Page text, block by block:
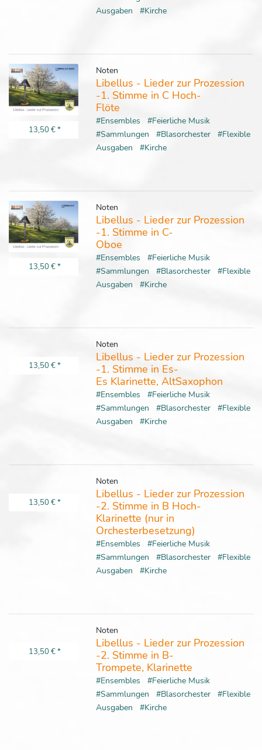
Ausgaben
#Kirche
13,50 €*
Noten
Libellus - Lieder zur Prozession
-1. Stimme in C Hoch-
Flöte
#Ensembles
#Feierliche Musik
#Sammlungen
#Blasorchester
#Flexible
Ausgaben
#Kirche
13,50 €*
Noten
Libellus - Lieder zur Prozession
-1. Stimme in C-
Oboe
#Ensembles
#Feierliche Musik
#Sammlungen
#Blasorchester
#Flexible
Ausgaben
#Kirche
13,50 €*
Noten
Libellus - Lieder zur Prozession
-1. Stimme in Es-
Es Klarinette, AltSaxophon
#Ensembles
#Feierliche Musik
#Sammlungen
#Blasorchester
#Flexible
Ausgaben
#Kirche
13,50 €*
Noten
Libellus - Lieder zur Prozession
-2. Stimme in B Hoch-
Klarinette (nur in
Orchesterbesetzung)
#Ensembles
#Feierliche Musik
#Sammlungen
#Blasorchester
#Flexible
Ausgaben
#Kirche
13,50 €*
Noten
Libellus - Lieder zur Prozession
-2. Stimme in B-
Trompete, Klarinette
#Ensembles
#Feierliche Musik
#Sammlungen
#Blasorchester
#Flexible
Ausgaben
#Kirche